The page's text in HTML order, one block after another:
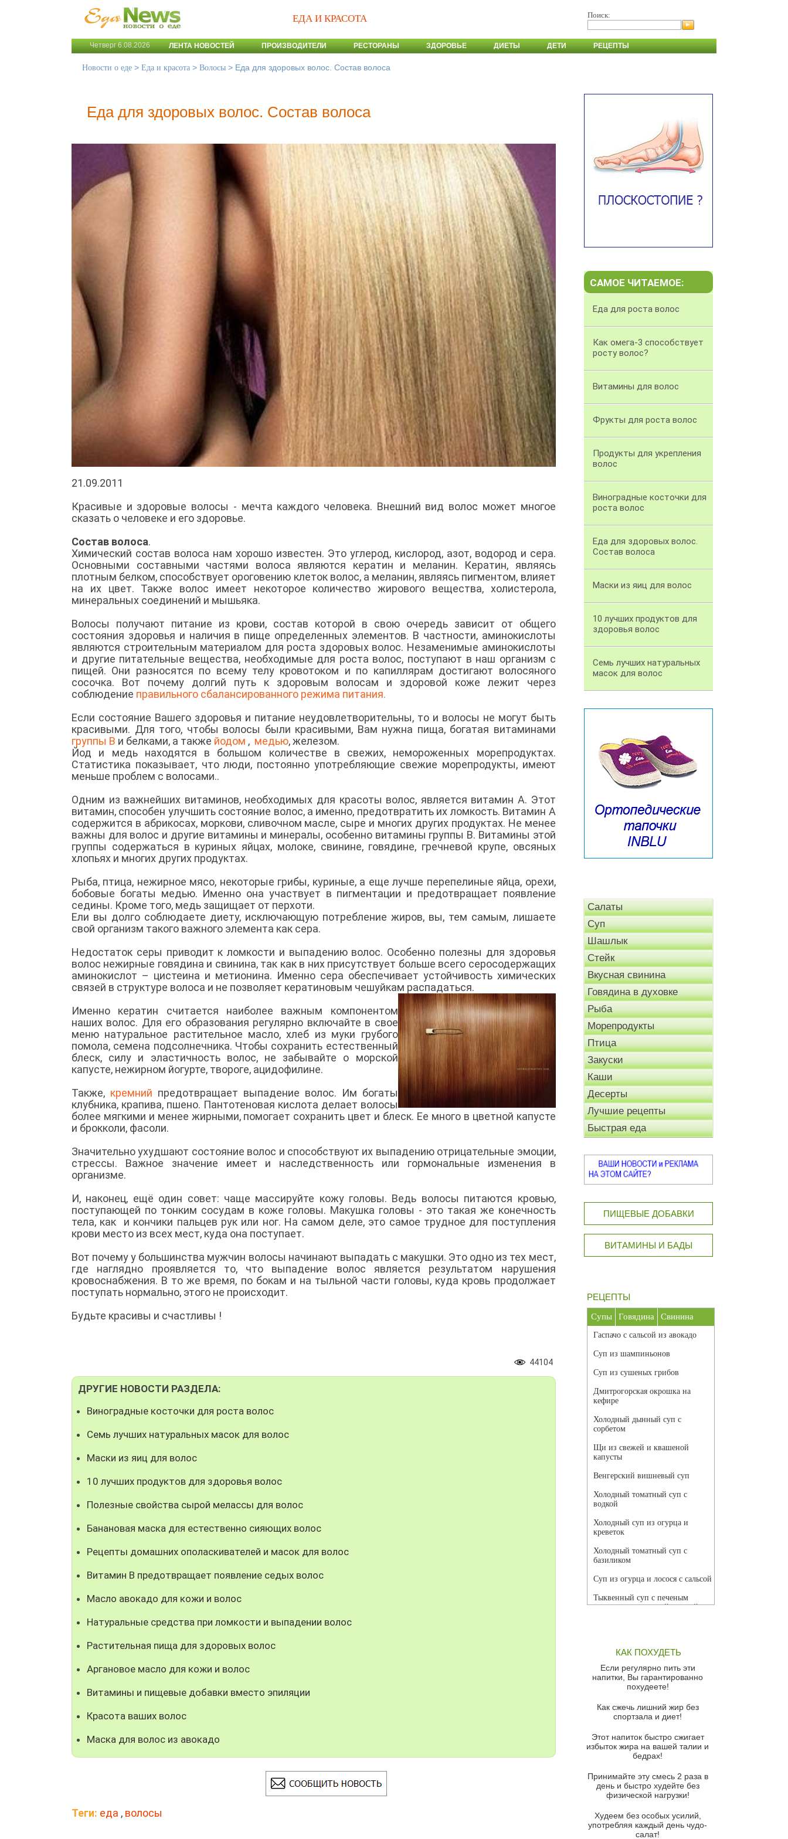
ЕДА И КРАСОТА Поиск:
Четверг 6.08.2026 ЛЕНТА НОВОСТЕЙ ПРОИЗВОДИТЕЛИ РЕСТОРАНЫ ЗДОРОВЬЕ ДИЕТЫ ДЕТИ РЕЦЕПТЫ
Новости о еде > Еда и красота > Волосы > Еда для здоровых волос. Состав волоса
Еда для здоровых волос. Состав волоса
21.09.2011
Красивые и здоровые волосы - мечта каждого человека. Внешний вид волос может многое
сказать о человеке и его здоровье.
Состав волоса.
Химический состав волоса нам хорошо известен. Это углерод, кислород, азот, водород и сера.
Основными составными частями волоса являются кератин и меланин. Кератин, являясь
плотным белком, способствует ороговению клеток волос, а меланин, являясь пигментом, влияет
на их цвет. Также волос имеет некоторое количество жирового вещества, холистерола,
минеральных соединений и мышьяка.
Волосы получают питание из крови, состав которой в свою очередь зависит от общего
состояния здоровья и наличия в пище определенных элементов. В частности, аминокислоты
являются строительным материалом для роста здоровых волос. Незаменимые аминокислоты
и другие питательные вещества, необходимые для роста волос, поступают в наш организм с
пищей. Они разносятся по всему телу кровотоком и по капиллярам достигают волосяного
сосочка. Вот почему долгий путь к здоровым волосам и здоровой коже лежит через
соблюдение правильного сбалансированного режима питания.
Если состояние Вашего здоровья и питание неудовлетворительны, то и волосы не могут быть
красивыми. Для того, чтобы волосы были красивыми, Вам нужна пища, богатая витаминами
группы В и белками, а также йодом , медью, железом.
Йод и медь находятся в большом количестве в свежих, немороженных морепродуктах.
Статистика показывает, что люди, постоянно употребляющие свежие морепродукты, имеют
меньше проблем с волосами..
Одним из важнейших витаминов, необходимых для красоты волос, является витамин А. Этот
витамин, способен улучшить состояние волос, а именно, предотвратить их ломкость. Витамин А
содержится в абрикосах, моркови, сливочном масле, сыре и многих других продуктах. Не менее
важны для волос и другие витамины и минералы, особенно витамины группы В. Витамины этой
группы содержаться в куриных яйцах, молоке, свинине, говядине, гречневой крупе, овсяных
хлопьях и многих других продуктах.
Рыба, птица, нежирное мясо, некоторые грибы, куриные, а еще лучше перепелиные яйца, орехи,
бобовые богаты медью. Именно она участвует в пигментации и предотвращает появление
седины. Кроме того, медь защищает от перхоти.
Ели вы долго соблюдаете диету, исключающую потребление жиров, вы, тем самым, лишаете
свой организм такого важного элемента как сера.
Недостаток серы приводит к ломкости и выпадению волос. Особенно полезны для здоровья
волос нежирные говядина и свинина, так как в них присутствует больше всего серосодержащих
аминокислот – цистеина и метионина. Именно сера обеспечивает устойчивость химических
связей в структуре волоса и не позволяет кератиновым чешуйкам распадаться.
Именно кератин считается наиболее важным компонентом
наших волос. Для его образования регулярно включайте в свое
меню натуральное растительное масло, хлеб из муки грубого
помола, семена подсолнечника. Чтобы сохранить естественный
блеск, силу и эластичность волос, не забывайте о морской
капусте, нежирном йогурте, твороге, ацидофилине.
Также, кремний предотвращает выпадение волос. Им богаты
клубника, крапива, пшено. Пантотеновая кислота делает волосы
более мягкими и менее жирными, помогает сохранить цвет и блеск. Ее много в цветной капусте
и брокколи, фасоли.
Значительно ухудшают состояние волос и способствуют их выпадению отрицательные эмоции,
стрессы. Важное значение имеет и наследственность или гормональные изменения в
организме.
И, наконец, ещё один совет: чаще массируйте кожу головы. Ведь волосы питаются кровью,
поступающей по тонким сосудам в коже головы. Макушка головы - это такая же конечность
тела, как и кончики пальцев рук или ног. На самом деле, это самое трудное для поступления
крови место из всех мест, куда она поступает.
Вот почему у большинства мужчин волосы начинают выпадать с макушки. Это одно из тех мест,
где наглядно проявляется то, что выпадение волос является результатом нарушения
кровоснабжения. В то же время, по бокам и на тыльной части головы, куда кровь продолжает
поступать нормально, этого не происходит.
Будьте красивы и счастливы !
44104
ДРУГИЕ НОВОСТИ РАЗДЕЛА:
Виноградные косточки для роста волос
Семь лучших натуральных масок для волос
Маски из яиц для волос
10 лучших продуктов для здоровья волос
Полезные свойства сырой мелассы для волос
Банановая маска для естественно сияющих волос
Рецепты домашних ополаскивателей и масок для волос
Витамин B предотвращает появление седых волос
Масло авокадо для кожи и волос
Натуральные средства при ломкости и выпадении волос
Растительная пища для здоровых волос
Аргановое масло для кожи и волос
Витамины и пищевые добавки вместо эпиляции
Красота ваших волос
Маска для волос из авокадо
Теги: еда , волосы
САМОЕ ЧИТАЕМОЕ:
Еда для роста волос
Как омега-3 способствует
росту волос?
Витамины для волос
Фрукты для роста волос
Продукты для укрепления
волос
Виноградные косточки для
роста волос
Еда для здоровых волос.
Состав волоса
Маски из яиц для волос
10 лучших продуктов для
здоровья волос
Семь лучших натуральных
масок для волос
Салаты
Суп
Шашлык
Стейк
Вкусная свинина
Говядина в духовке
Рыба
Морепродукты
Птица
Закуски
Каши
Десерты
Лучшие рецепты
Быстрая еда
ПИЩЕВЫЕ ДОБАВКИ
ВИТАМИНЫ И БАДЫ
РЕЦЕПТЫ
Супы Говядина Свинина
Гаспачо с сальсой из авокадо
Суп из шампиньонов
Суп из сушеных грибов
Дмитрогорская окрошка на
кефире
Холодный дынный суп с
сорбетом
Щи из свежей и квашеной
капусты
Венгерский вишневый суп
Холодный томатный суп с
водкой
Холодный суп из огурца и
креветок
Холодный томатный суп с
базиликом
Суп из огурца и лосося с сальсой
Тыквенный суп с печеным
чесноком и томатной сальсой
красного перца
Парижский луковый суп
Суп из спаржи и горошка с
Суп-крем из цветной капусты
Французский луковый суп
Суп из баклажанов с моцареллой
Грибной крем-суп с кростини с
козьим сыром
Суп мисо с зеленым луком и
тофу
КАК ПОХУДЕТЬ
Если регулярно пить эти
напитки, Вы гарантированно
похудеете!
Как сжечь лишний жир без
спортзала и диет!
Этот напиток быстро сжигает
избыток жира на вашей талии и
бедрах!
Принимайте эту смесь 2 раза в
день и быстро худейте без
физической нагрузки!
Худеем без особых усилий,
употребляя каждый день чудо-
салат!